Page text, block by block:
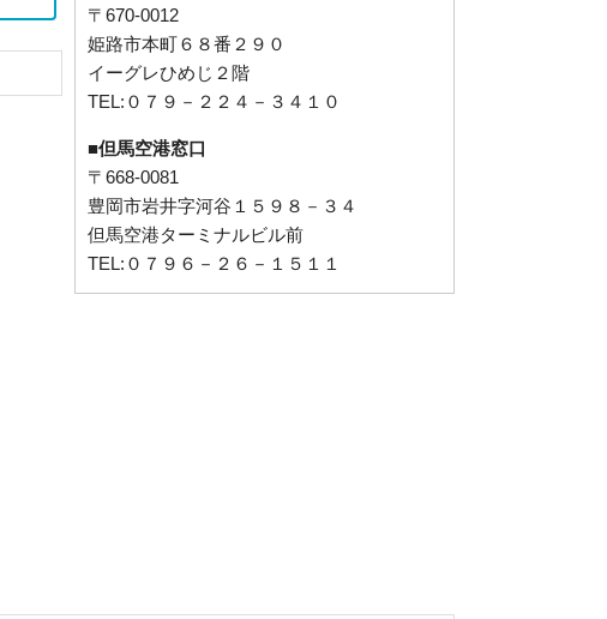
〒670-0012
姫路市本町６８番２９０
イーグレひめじ２階
TEL:０７９－２２４－３４１０
■但馬空港窓口
〒668-0081
豊岡市岩井字河谷１５９８－３４
但馬空港ターミナルビル前
TEL:０７９６－２６－１５１１